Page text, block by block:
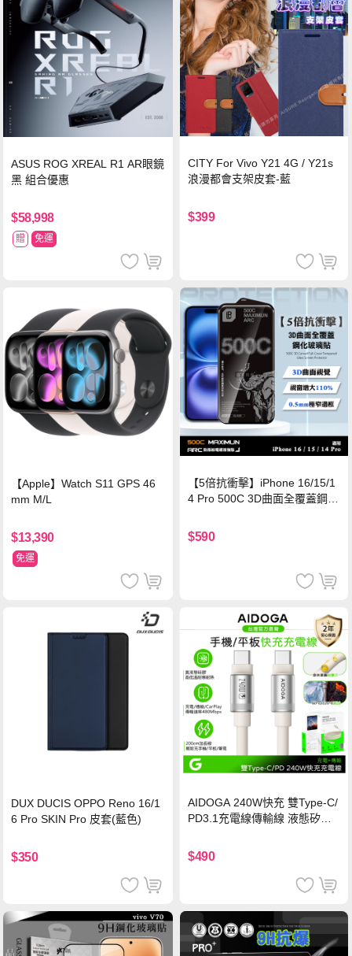
ASUS ROG XREAL R1 AR眼鏡
黑 組合優惠
$58,998
贈 免運
CITY For Vivo Y21 4G / Y21s
浪漫都會支架皮套-藍
$399
【Apple】Watch S11 GPS 46
mm M/L
$13,390
免運
【5倍抗衝擊】iPhone 16/15/1
4 Pro 500C 3D曲面全覆蓋鋼化
保護貼
$590
DUX DUCIS OPPO Reno 16/1
6 Pro SKIN Pro 皮套(藍色)
$350
AIDOGA 240W快充 雙Type-C/
PD3.1充電線傳輸線 液態矽膠
機/平板/筆電
$490